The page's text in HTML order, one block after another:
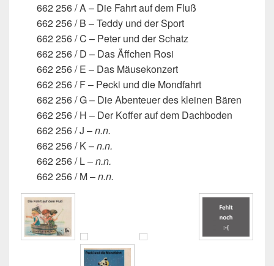
662 256 / A – Die Fahrt auf dem Fluß
662 256 / B – Teddy und der Sport
662 256 / C – Peter und der Schatz
662 256 / D – Das Äffchen Rosi
662 256 / E – Das Mäusekonzert
662 256 / F – Pecki und die Mondfahrt
662 256 / G – Die Abenteuer des kleinen Bären
662 256 / H – Der Koffer auf dem Dachboden
662 256 / J –n.n.
662 256 / K –n.n.
662 256 / L –n.n.
662 256 / M –n.n.